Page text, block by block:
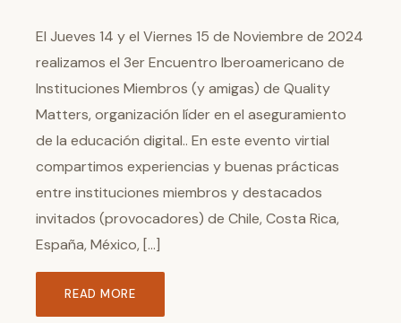
El Jueves 14 y el Viernes 15 de Noviembre de 2024
realizamos el 3er Encuentro Iberoamericano de
Instituciones Miembros (y amigas) de Quality
Matters, organización líder en el aseguramiento
de la educación digital.. En este evento virtial
compartimos experiencias y buenas prácticas
entre instituciones miembros y destacados
invitados (provocadores) de Chile, Costa Rica,
España, México, […]
READ MORE